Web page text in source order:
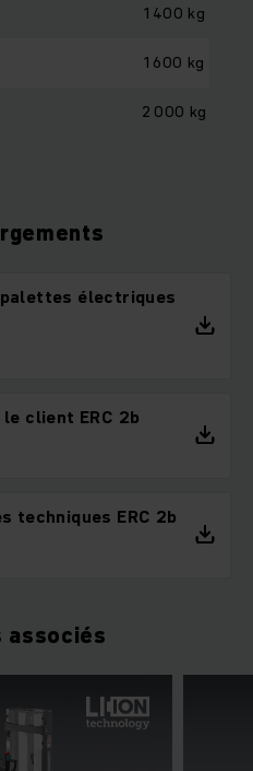
1 400 kg
1 600 kg
2 000 kg
électriques
client ERC 2b
techniques ERC 2b
associés